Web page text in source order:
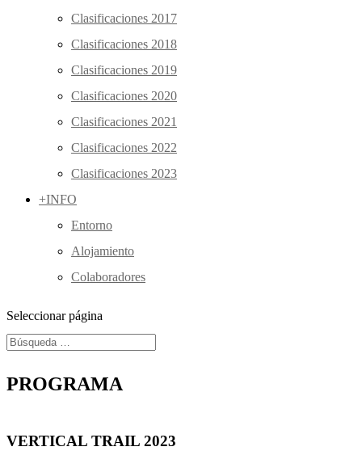
Clasificaciones 2017
Clasificaciones 2018
Clasificaciones 2019
Clasificaciones 2020
Clasificaciones 2021
Clasificaciones 2022
Clasificaciones 2023
+INFO
Entorno
Alojamiento
Colaboradores
Seleccionar página
PROGRAMA
VERTICAL TRAIL 2023